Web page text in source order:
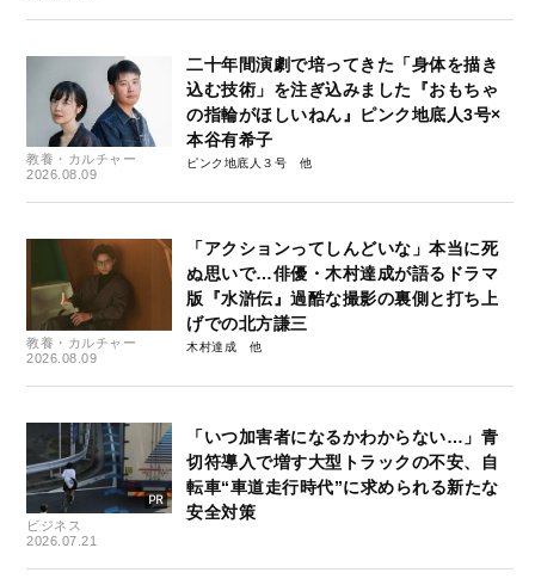
教養・カルチャー
2026.08.09
二十年間演劇で培ってきた「身体を描き
込む技術」を注ぎ込みました『おもちゃ
の指輪がほしいねん』ピンク地底人3号×
本谷有希子
ピンク地底人３号
教養・カルチャー
2026.08.09
「アクションってしんどいな」本当に死
ぬ思いで…俳優・木村達成が語るドラマ
版『水滸伝』過酷な撮影の裏側と打ち上
げでの北方謙三
木村達成
ビジネス
2026.07.21
「いつ加害者になるかわからない…」青
切符導入で増す大型トラックの不安、自
転車“車道走行時代”に求められる新たな
安全対策